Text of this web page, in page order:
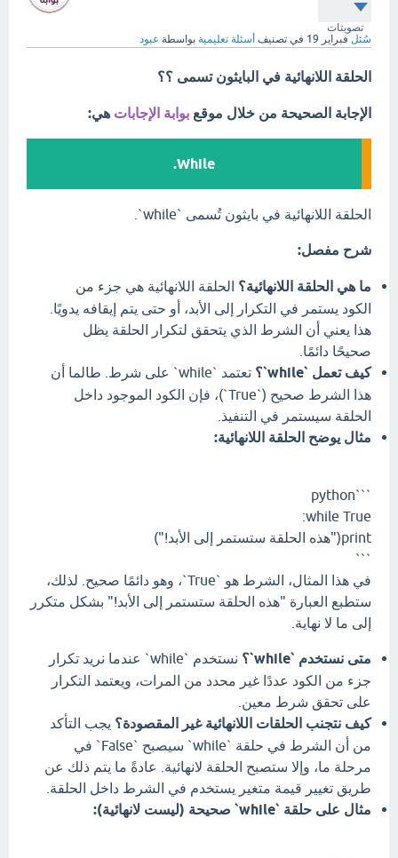
تصويتات
سُئل فبراير 19 في تصنيف أسئلة تعليمية بواسطة عبود
الحلقة اللانهائية في البايثون تسمى ؟؟
الإجابة الصحيحة من خلال موقع بوابة الإجابات هي:
While.
الحلقة اللانهائية في بايثون تُسمى `while`.
شرح مفصل:
ما هي الحلقة اللانهائية؟ الحلقة اللانهائية هي جزء من
الكود يستمر في التكرار إلى الأبد، أو حتى يتم إيقافه يدويًا.
هذا يعني أن الشرط الذي يتحقق لتكرار الحلقة يظل
صحيحًا دائمًا.
كيف تعمل `while`؟
تعتمد `while` على شرط. طالما أن
هذا الشرط صحيح (`True`)، فإن الكود الموجود داخل
الحلقة سيستمر في التنفيذ.
مثال يوضح الحلقة اللانهائية:
```python
while True:
print("هذه الحلقة ستستمر إلى الأبد!")
```
في هذا المثال، الشرط هو `True`، وهو دائمًا صحيح. لذلك،
ستطبع العبارة "هذه الحلقة ستستمر إلى الأبد!" بشكل متكرر
إلى ما لا نهاية.
متى نستخدم `while`؟
نستخدم `while` عندما نريد تكرار
جزء من الكود عددًا غير محدد من المرات، ويعتمد التكرار
على تحقق شرط معين.
كيف نتجنب الحلقات اللانهائية غير المقصودة؟ يجب التأكد
من أن الشرط في حلقة `while` سيصبح `False` في
مرحلة ما، وإلا ستصبح الحلقة لانهائية. عادةً ما يتم ذلك عن
طريق تغيير قيمة متغير يستخدم في الشرط داخل الحلقة.
مثال على حلقة `while` صحيحة (ليست لانهائية):